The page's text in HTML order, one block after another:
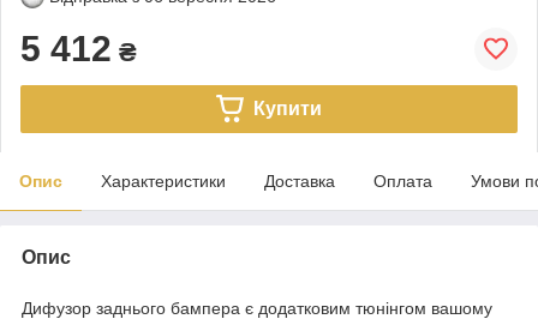
5 412 ₴
Купити
Опис Характеристики Доставка Оплата Умови
Опис
Дифузор заднього бампера є додатковим тюнінгом вашому